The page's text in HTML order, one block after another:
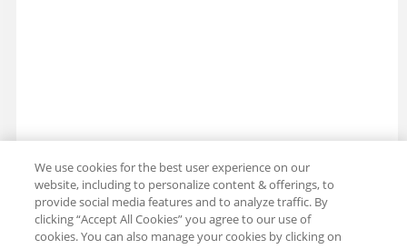
We use cookies for the best user experience on our
website, including to personalize content & offerings, to
provide social media features and to analyze traffic. By
clicking “Accept All Cookies” you agree to our use of
cookies. You can also manage your cookies by clicking on